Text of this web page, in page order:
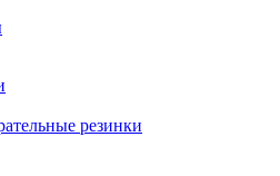
резинки